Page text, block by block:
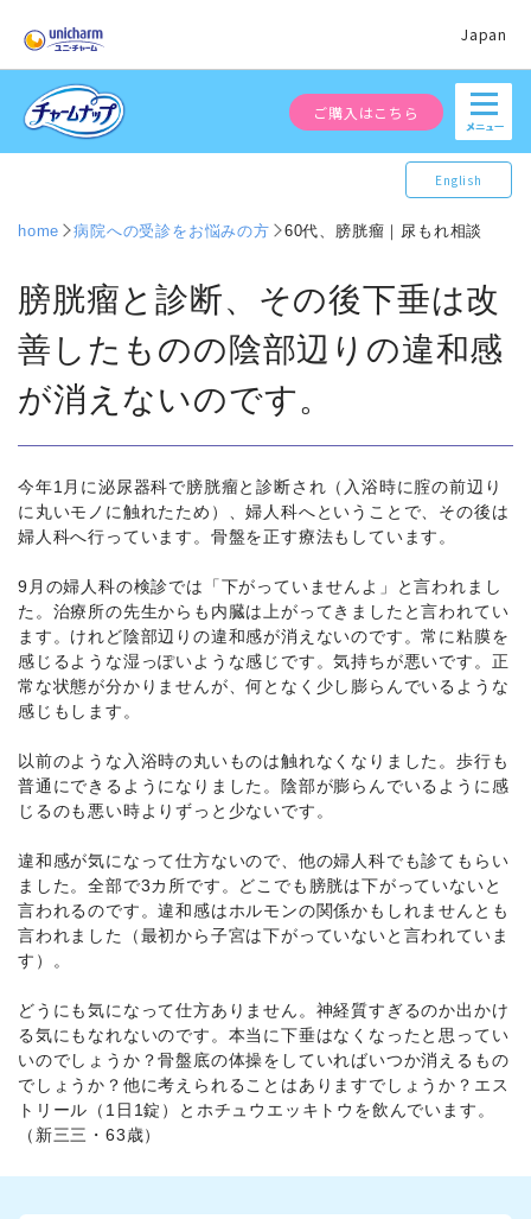
Japan
ご購入はこちら
English
home 病院への受診をお悩みの方 60代、膀胱瘤｜尿もれ相談
膀胱瘤と診断、その後下垂は改
善したものの陰部辺りの違和感
が消えないのです。
今年1月に泌尿器科で膀胱瘤と診断され（入浴時に腟の前辺り
に丸いモノに触れたため）、婦人科へということで、その後は
婦人科へ行っています。骨盤を正す療法もしています。
9月の婦人科の検診では「下がっていませんよ」と言われまし
た。治療所の先生からも内臓は上がってきましたと言われてい
ます。けれど陰部辺りの違和感が消えないのです。常に粘膜を
感じるような湿っぽいような感じです。気持ちが悪いです。正
常な状態が分かりませんが、何となく少し膨らんでいるような
感じもします。
以前のような入浴時の丸いものは触れなくなりました。歩行も
普通にできるようになりました。陰部が膨らんでいるように感
じるのも悪い時よりずっと少ないです。
違和感が気になって仕方ないので、他の婦人科でも診てもらい
ました。全部で3カ所です。どこでも膀胱は下がっていないと
言われるのです。違和感はホルモンの関係かもしれませんとも
言われました（最初から子宮は下がっていないと言われていま
す）。
どうにも気になって仕方ありません。神経質すぎるのか出かけ
る気にもなれないのです。本当に下垂はなくなったと思ってい
いのでしょうか？骨盤底の体操をしていればいつか消えるもの
でしょうか？他に考えられることはありますでしょうか？エス
トリール（1日1錠）とホチュウエッキトウを飲んでいます。
（新三三・63歳）